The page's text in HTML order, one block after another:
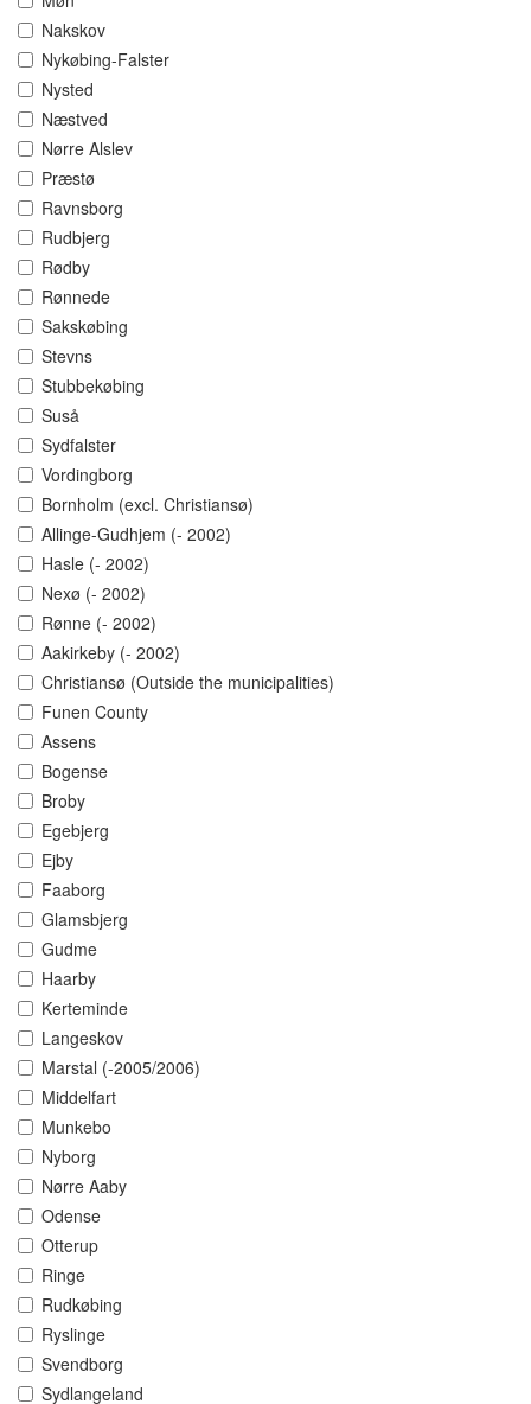
Nakskov
Nykøbing-Falster
Nysted
Næstved
Nørre Alslev
Præstø
Ravnsborg
Rudbjerg
Rødby
Rønnede
Sakskøbing
Stevns
Stubbekøbing
Suså
Sydfalster
Vordingborg
Bornholm (excl. Christiansø)
Allinge-Gudhjem (- 2002)
Hasle (- 2002)
Nexø (- 2002)
Rønne (- 2002)
Aakirkeby (- 2002)
Christiansø (Outside the municipalities)
Funen County
Assens
Bogense
Broby
Egebjerg
Ejby
Faaborg
Glamsbjerg
Gudme
Haarby
Kerteminde
Langeskov
Marstal (-2005/2006)
Middelfart
Munkebo
Nyborg
Nørre Aaby
Odense
Otterup
Ringe
Rudkøbing
Ryslinge
Svendborg
Sydlangeland